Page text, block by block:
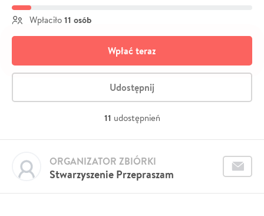
Wpłaciło 11 osób
Wpłać teraz
Udostępnij
11 udostępnień
Stwarzyszenie Przepraszam
ORGANIZATOR ZBIÓRKI